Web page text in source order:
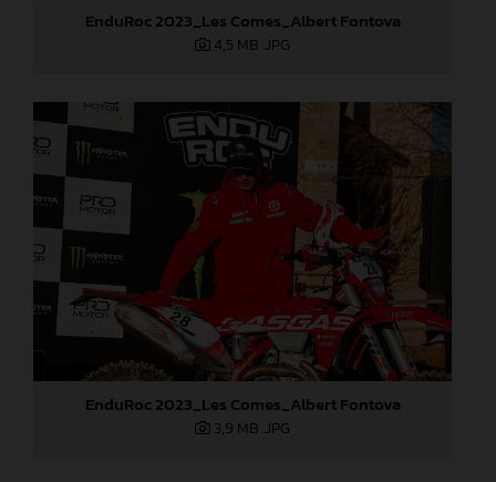
EnduRoc 2023_Les Comes_Albert Fontova
4,5 MB .JPG
EnduRoc 2023_Les Comes_Albert Fontova
3,9 MB .JPG